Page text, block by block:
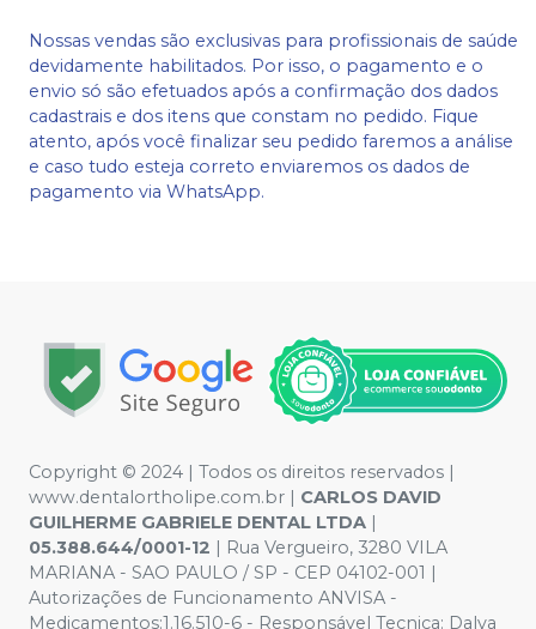
Nossas vendas são exclusivas para profissionais de saúde
devidamente habilitados. Por isso, o pagamento e o
envio só são efetuados após a confirmação dos dados
cadastrais e dos itens que constam no pedido. Fique
atento, após você finalizar seu pedido faremos a análise
e caso tudo esteja correto enviaremos os dados de
pagamento via WhatsApp.
Copyright © 2024 | Todos os direitos reservados |
www.dentalortholipe.com.br | CARLOS DAVID
GUILHERME GABRIELE DENTAL LTDA
05.388.644/0001-12 | Rua Vergueiro, 3280 VILA
MARIANA - SAO PAULO / SP - CEP 04102-001 |
Autorizações de Funcionamento ANVISA -
Medicamentos:1.16.510-6 - Responsável Tecnica: Dalva